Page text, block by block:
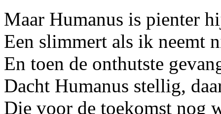
Maar Humanus is pienter
Een slimmert als ik neemt
En toen de onthutste
Dacht Humanus stellig,
Die voor de toekomst nog